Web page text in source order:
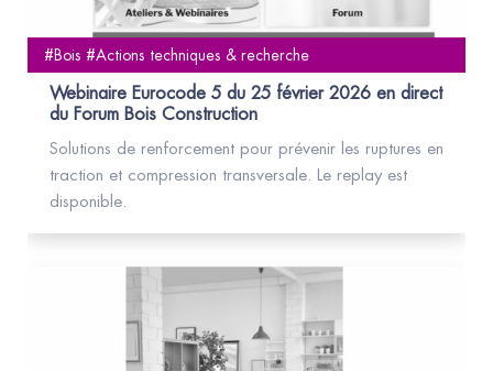
#Bois #Actions techniques & recherche
Webinaire Eurocode 5 du 25 février 2026 en direct
du Forum Bois Construction
Solutions de renforcement pour prévenir les ruptures en
traction et compression transversale. Le replay est
disponible.